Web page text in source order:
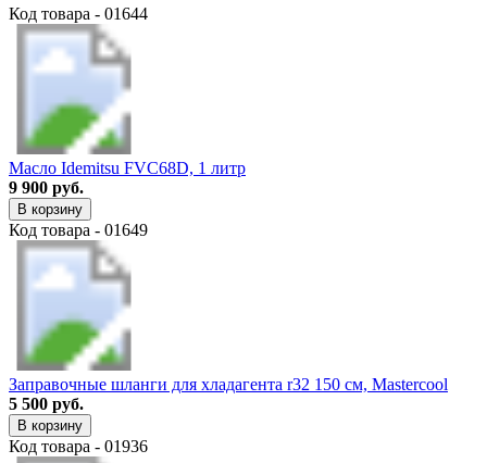
Код товара - 01644
Масло Idemitsu FVC68D, 1 литр
9 900 руб.
В корзину
Код товара - 01649
Заправочные шланги для хладагента r32 150 см, Mastercool
5 500 руб.
В корзину
Код товара - 01936